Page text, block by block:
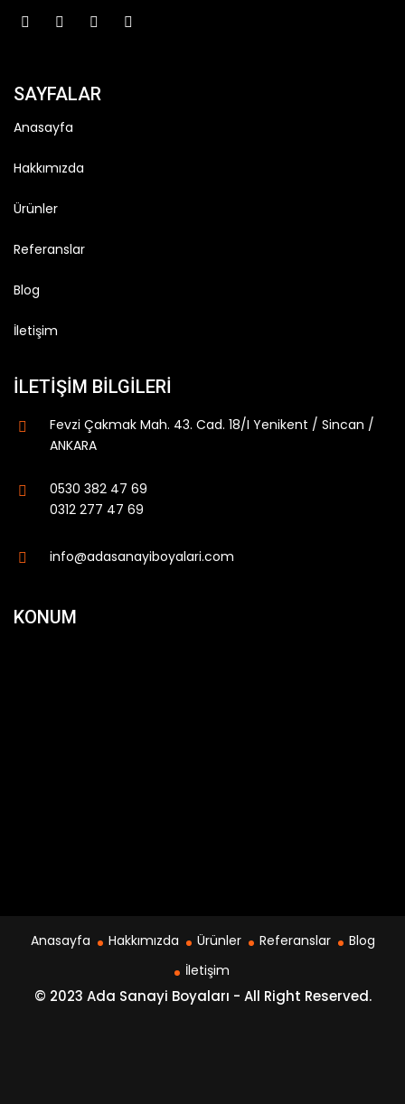
SAYFALAR
Anasayfa
Hakkımızda
Ürünler
Referanslar
Blog
İletişim
İLETIŞIM BILGILERI
Fevzi Çakmak Mah. 43. Cad. 18/I Yenikent / Sincan /
ANKARA
0530 382 47 69
0312 277 47 69
info@adasanayiboyalari.com
KONUM
© 2023 Ada Sanayi Boyaları - All Right Reserved.
Anasayfa Hakkımızda Ürünler Referanslar
Blog
İletişim